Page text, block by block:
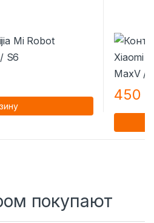
450
покупают